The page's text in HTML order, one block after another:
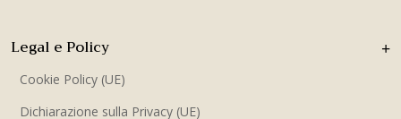
Legal e Policy
Cookie Policy (UE)
Dichiarazione sulla Privacy (UE)